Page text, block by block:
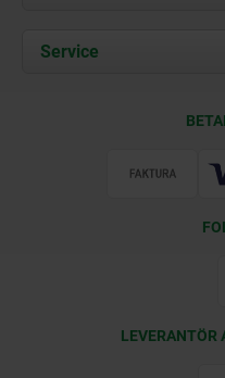
Kontakt
Service
LEVERANTÖR